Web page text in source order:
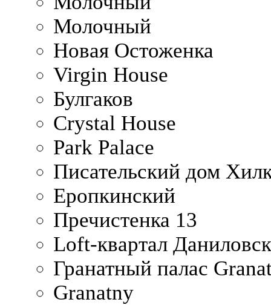
Молочный
Новая Остоженка
Virgin House
Булгаков
Crystal House
Park Palace
Писательский дом
Еропкинский
Пречистенка 13
Loft-квартал
Гранатный палас
Granatny